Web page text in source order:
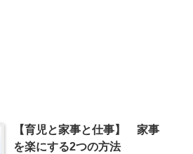
【育児と家事と仕事】 家事
を楽にする2つの方法